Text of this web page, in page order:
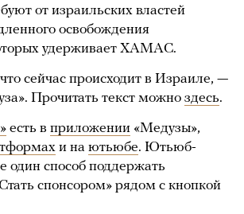
от израильских властей
освобождения
удерживает ХАМАС.
сейчас происходит в Израиле, —
Прочитать текст можно здесь.
есть в приложении «Медузы»,
и на ютьюбе. Ютьюб-
один способ поддержать
спонсором» рядом с кнопкой